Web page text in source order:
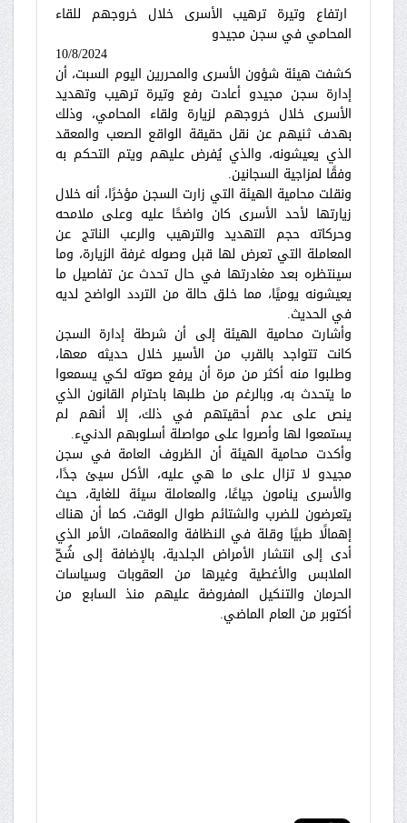
ارتفاع وتيرة ترهيب الأسرى خلال خروجهم للقاء
المحامي في سجن مجيدو
10/8/2024
كشفت هيئة شؤون الأسرى والمحررين اليوم السبت، أن
إدارة سجن مجيدو أعادت رفع وتيرة ترهيب وتهديد
الأسرى خلال خروجهم لزيارة ولقاء المحامي، وذلك
بهدف ثنيهم عن نقل حقيقة الواقع الصعب والمعقد
الذي يعيشونه، والذي يُفرض عليهم ويتم التحكم به
وفقًا لمزاجية السجانين.
ونقلت محامية الهيئة التي زارت السجن مؤخرًا، أنه خلال
زيارتها لأحد الأسرى كان واضحًا عليه وعلى ملامحه
وحركاته حجم التهديد والترهيب والرعب الناتج عن
المعاملة التي تعرض لها قبل وصوله غرفة الزيارة، وما
سينتظره بعد مغادرتها في حال تحدث عن تفاصيل ما
يعيشونه يوميًا، مما خلق حالة من التردد الواضح لديه
في الحديث.
وأشارت محامية الهيئة إلى أن شرطة إدارة السجن
كانت تتواجد بالقرب من الأسير خلال حديثه معها،
وطلبوا منه أكثر من مرة أن يرفع صوته لكي يسمعوا
ما يتحدث به، وبالرغم من طلبها باحترام القانون الذي
ينص على عدم أحقيتهم في ذلك، إلا أنهم لم
يستمعوا لها وأصروا على مواصلة أسلوبهم الدنيء.
وأكدت محامية الهيئة أن الظروف العامة في سجن
مجيدو لا تزال على ما هي عليه، الأكل سيئ جدًا،
والأسرى ينامون جياعًا، والمعاملة سيئة للغاية، حيث
يتعرضون للضرب والشتائم طوال الوقت، كما أن هناك
إهمالًا طبيًا وقلة في النظافة والمعقمات، الأمر الذي
أدى إلى انتشار الأمراض الجلدية، بالإضافة إلى شُحّ
الملابس والأغطية وغيرها من العقوبات وسياسات
الحرمان والتنكيل المفروضة عليهم منذ السابع من
أكتوبر من العام الماضي.